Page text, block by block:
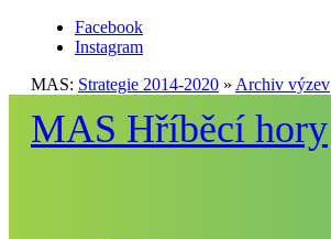
Facebook
Instagram
MAS: Strategie 2014-2020 » Archiv výzev
MAS Hříběcí hory